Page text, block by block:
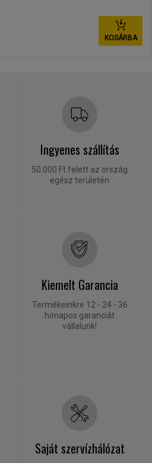
KOSÁRBA
Ingyenes szállítás
50.000 Ft felett az ország
egész területén
Kiemelt Garancia
Termékeinkre 12 - 24 - 36
hónapos garanciát
vállalunk!
Saját szervízhálózat